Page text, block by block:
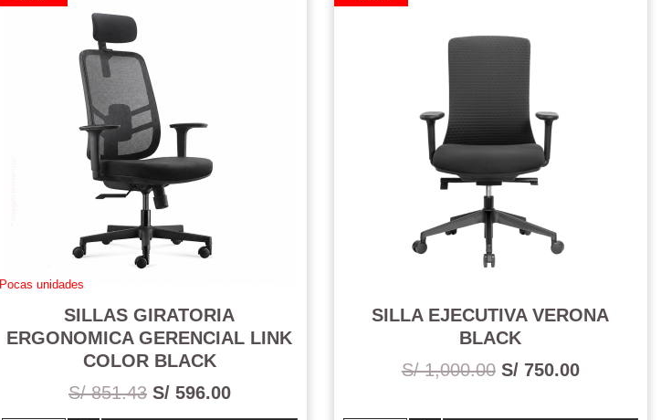
Pocas unidades
SILLAS GIRATORIA
ERGONOMICA GERENCIAL LINK
COLOR BLACK
S/ 851.43 S/ 596.00
SILLA EJECUTIVA VERONA
BLACK
S/ 1,000.00 S/ 750.00